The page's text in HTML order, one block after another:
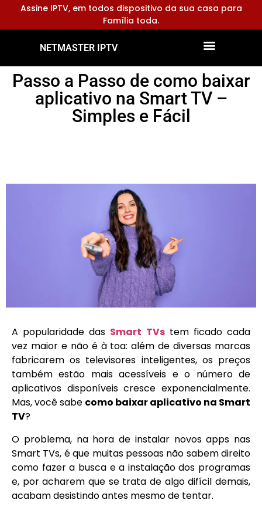
Assine IPTV, em todos dispositivo da sua casa para
Família toda.
NETMASTER IPTV
Passo a Passo de como baixar
aplicativo na Smart TV –
Simples e Fácil
A popularidade das Smart TVstem ficado cada
vez maior e não é à toa: além de diversas marcas
fabricarem os televisores inteligentes, os preços
também estão mais acessíveis e o número de
aplicativos disponíveis cresce exponencialmente.
Mas, você sabe como baixar aplicativo na Smart
TV?
O problema, na hora de instalar novos apps nas
Smart TVs, é que muitas pessoas não sabem direito
como fazer a busca e a instalação dos programas
e, por acharem que se trata de algo difícil demais,
acabam desistindo antes mesmo de tentar.